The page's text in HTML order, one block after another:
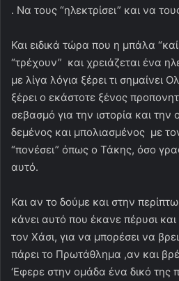
. Να τους “ηλεκτρίσει” και να
Και ειδικά τώρα που η μπάλα
“τρέχουν” και χρειάζεται ένα
με λίγα λόγια ξέρει τι σημαίνει
ξέρει ο εκάστοτε ξένος
σεβασμό για την ιστορία και
δεμένος και μπολιασμένος με
“πονέσει” όπως ο Τάκης, όσο
αυτό.
Και αν το δούμε και στην
κάνει αυτό που έκανε πέρυσι
τον Χάσι, για να μπορέσει να
πάρει το Πρωτάθλημα ,αν και
‘Εφερε στην ομάδα ένα δικό της